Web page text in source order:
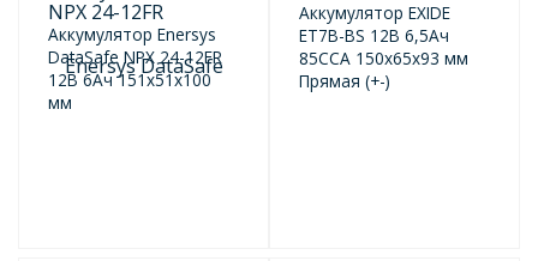
NPX 24-12FR
Аккумулятор Enersys
DataSafe NPX 24-12FR
12В 6Ач 151x51x100
мм
Аккумулятор EXIDE
ET7B-BS 12В 6,5Ач
85CCA 150x65x93 мм
Прямая (+-)